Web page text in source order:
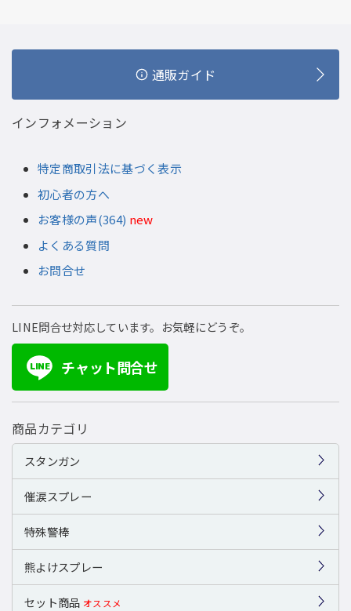
通販ガイド
インフォメーション
特定商取引法に基づく表示
初心者の方へ
お客様の声(364) new
よくある質問
お問合せ
LINE問合せ対応しています。お気軽にどうぞ。
LINE チャット問合せ
商品カテゴリ
スタンガン
催涙スプレー
特殊警棒
熊よけスプレー
セット商品 オススメ